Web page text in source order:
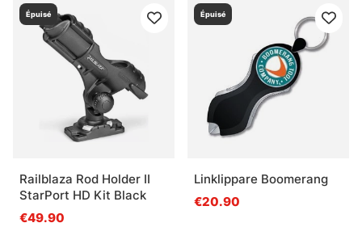
Épuisé
Railblaza Rod Holder II
StarPort HD Kit Black
€49.90
Épuisé
Linklippare Boomerang
€20.90